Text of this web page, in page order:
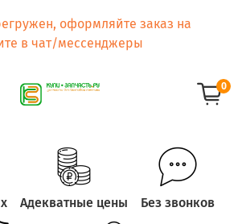
оформляйте заказ на
в чат/мессенджеры
0
Адекватные цены Без звонков